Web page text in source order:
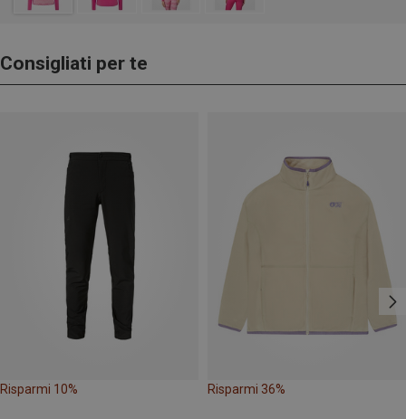
Consigliati per te
Risparmi 10% Risparmi 36%